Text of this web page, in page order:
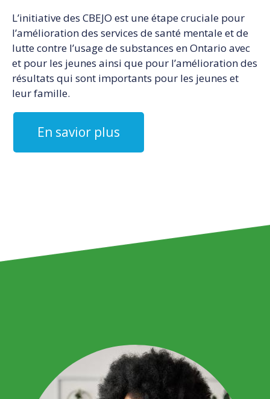
L’initiative des CBEJO est une étape cruciale pour
l’amélioration des services de santé mentale et de
lutte contre l’usage de substances en Ontario avec
et pour les jeunes ainsi que pour l’amélioration des
résultats qui sont importants pour les jeunes et
leur famille.
En savior plus